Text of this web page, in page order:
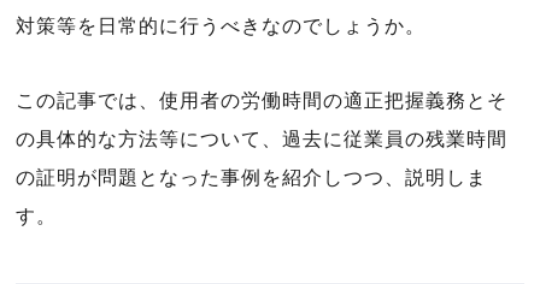
対策等を日常的に行うべきなのでしょうか。
この記事では、使用者の労働時間の適正把握義務とそ
の具体的な方法等について、過去に従業員の残業時間
の証明が問題となった事例を紹介しつつ、説明しま
す。